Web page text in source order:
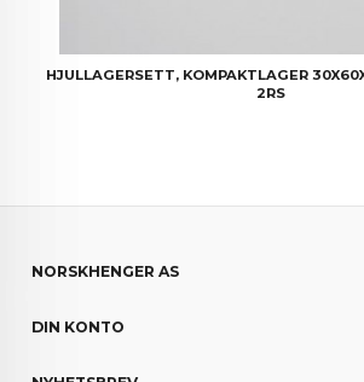
HJULLAGERSETT, KOMPAKTLAGER
2RS
NORSKHENGER AS
DIN KONTO